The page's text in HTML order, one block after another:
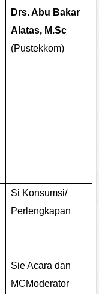
Drs. Abu Bakar
Alatas, M.Sc
(Pustekkom)
Si Konsumsi/
Perlengkapan
Sie Acara dan
MCModerator